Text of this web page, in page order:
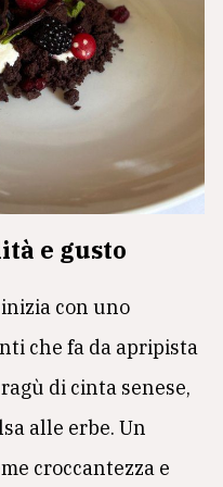
e gusto
con uno
che fa da apripista
di cinta senese,
alle erbe. Un
croccantezza e